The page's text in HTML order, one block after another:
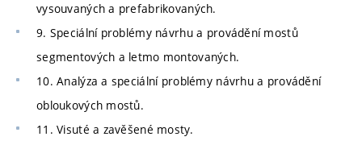
vysouvaných a prefabrikovaných.
9. Speciální problémy návrhu a provádění mostů
segmentových a letmo montovaných.
10. Analýza a speciální problémy návrhu a provádění
obloukových mostů.
11. Visuté a zavěšené mosty.